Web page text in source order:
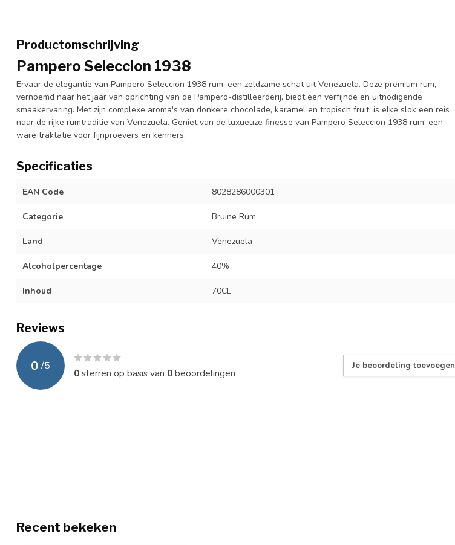
Productomschrijving
Pampero Seleccion 1938
Ervaar de elegantie van Pampero Seleccion 1938 rum, een zeldzame schat uit Venezuela. Deze premium rum,
vernoemd naar het jaar van oprichting van de Pampero-distilleerderij, biedt een verfijnde en uitnodigende
smaakervaring. Met zijn complexe aroma's van donkere chocolade, karamel en tropisch fruit, is elke slok een reis
naar de rijke rumtraditie van Venezuela. Geniet van de luxueuze finesse van Pampero Seleccion 1938 rum, een
ware traktatie voor fijnproevers en kenners.
Specificaties
EAN Code 8028286000301
Categorie Bruine Rum
Land Venezuela
Alcoholpercentage 40%
Inhoud 70CL
Reviews
0 /5
0sterren op basis van 0beoordelingen
Je beoordeling toevoegen
Recent bekeken